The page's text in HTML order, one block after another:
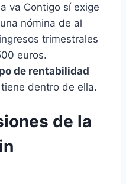
va Contigo sí exige
nómina de al
trimestrales
euros.
de rentabilidad
dentro de ella.
de la